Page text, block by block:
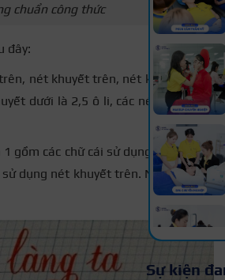
chuẩn công thức
đây:
nét khuyết trên, nét khuyết dưới,
dưới là 2,5 ô li, các nét còn lại có
gồm các chữ cái sử dụng nét móc: i,
dụng nét khuyết trên. Nhóm 3 bao
Sự kiện